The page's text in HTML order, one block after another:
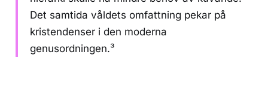
Det samtida våldets omfattning pekar på
kristendenser i den moderna
genusordningen.³